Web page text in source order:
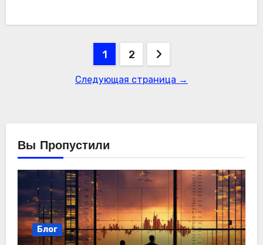
Пагинация
записей
1 2
Следующая страница →
Вы Пропустили
Блог